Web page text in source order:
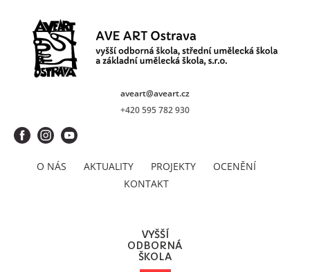
O NÁS AKTUALITY PROJEKTY
OCENĚNÍ
KONTAKT
aveart@aveart.cz
+420 595 782 930
VYŠŠÍ
ODBORNÁ
ŠKOLA